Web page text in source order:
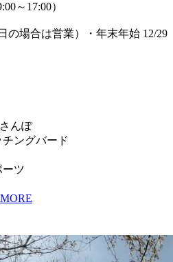
～17:00）
の場合は営業）・年末年始 12/29
んぽ
バード
ーツ
MORE